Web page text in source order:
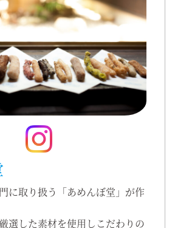
に取り扱う「あめんぼ堂」が作
選した素材を使用しこだわりの